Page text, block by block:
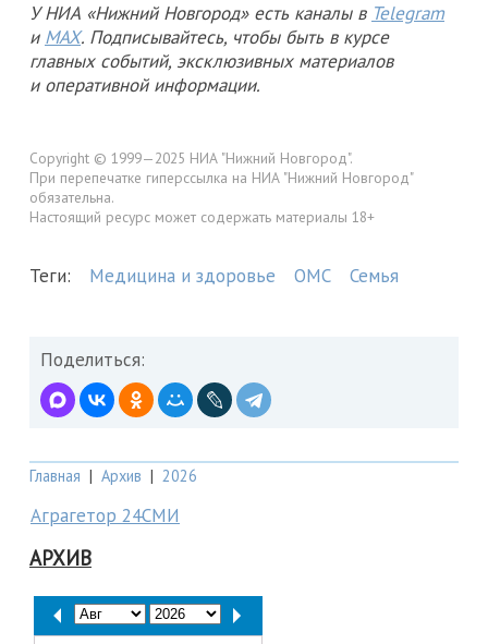
У НИА «Нижний Новгород» есть каналы в Telegram
и MAX. Подписывайтесь, чтобы быть в курсе
главных событий, эксклюзивных материалов
и оперативной информации.
Copyright © 1999—2025 НИА "Нижний Новгород".
При перепечатке гиперссылка на НИА "Нижний Новгород"
обязательна.
Настоящий ресурс может содержать материалы 18+
Теги: Медицина и здоровье ОМС Семья
Поделиться:
Главная | Архив | 2026
Аграгетор 24СМИ
АРХИВ